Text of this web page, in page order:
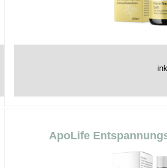
ApoLife